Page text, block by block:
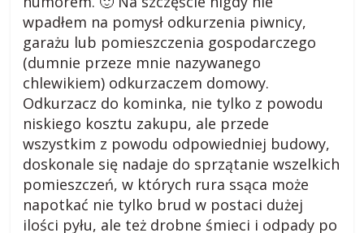
wpadłem na pomysł odkurzenia piwnicy,
garażu lub pomieszczenia gospodarczego
(dumnie przeze mnie nazywanego
chlewikiem) odkurzaczem domowy.
Odkurzacz do kominka, nie tylko z powodu
niskiego kosztu zakupu, ale przede
wszystkim z powodu odpowiedniej budowy,
doskonale się nadaje do sprzątanie wszelkich
pomieszczeń, w których rura ssąca może
napotkać nie tylko brud w postaci dużej
ilości pyłu, ale też drobne śmieci i odpady po